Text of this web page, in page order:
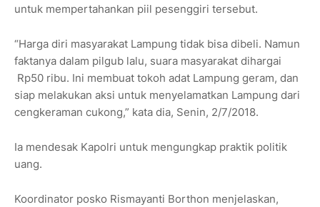
untuk mempertahankan piil pesenggiri tersebut.
“Harga diri masyarakat Lampung tidak bisa dibeli. Namun
faktanya dalam pilgub lalu, suara masyarakat dihargai
Rp50 ribu. Ini membuat tokoh adat Lampung geram, dan
siap melakukan aksi untuk menyelamatkan Lampung dari
cengkeraman cukong,” kata dia, Senin, 2/7/2018.
Ia mendesak Kapolri untuk mengungkap praktik politik
uang.
Koordinator posko Rismayanti Borthon menjelaskan,